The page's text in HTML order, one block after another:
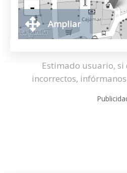
-
Ampliar
Estimado usuario, si
incorrectos,